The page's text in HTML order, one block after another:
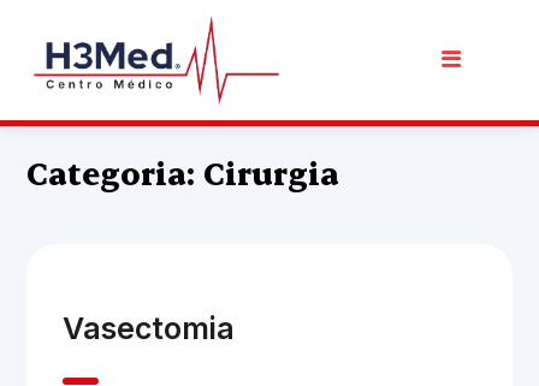
Categoria: Cirurgia
Vasectomia